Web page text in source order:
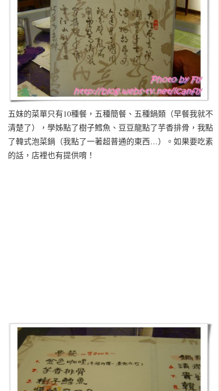
五妹的菜單只有10種餐，五種簡餐、五種鍋類（早餐我就不
清楚了），學姊點了樹子鱈魚、豆豆龍點了芋香排骨，我點
了韓式泡菜鍋（我點了一著超普通的東西…）。如果要吃素
的話，店裡也有提供唷！